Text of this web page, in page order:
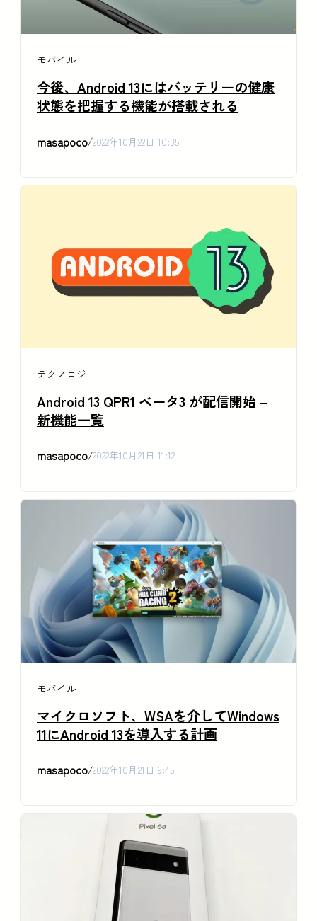
モバイル
今後、Android 13にはバッテリーの健康
状態を把握する機能が搭載される
masapoco/2022年10月22日 10:35
テクノロジー
Android 13 QPR1 ベータ3 が配信開始 –
新機能一覧
masapoco/2022年10月21日 11:12
モバイル
マイクロソフト、WSAを介してWindows
11にAndroid 13を導入する計画
masapoco/2022年10月21日 9:45